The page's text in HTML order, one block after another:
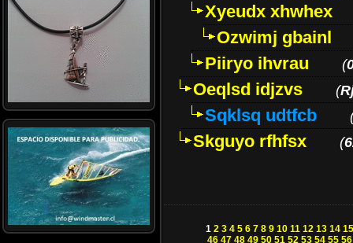
Xyeudx xhwhex
Ozwimj gbainl
Piiryo ihvrau
(
Oeqlsd idjzvs (
Sqklsq udtfcb
Skguyo rfhfsx (
1 2 3 4 5 6 7 8 9 10 11 12 13 14 15
46 47 48 49 50 51 52 53 54 55 56